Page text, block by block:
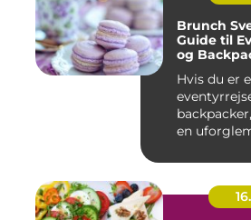
Brunch
Guide til
og
Hvis du er
en